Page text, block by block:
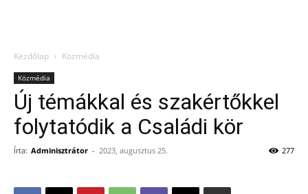
Kezdőlap Közmédia
Közmédia
Új témákkal és szakértőkkel
folytatódik a Családi kör
Írta: Adminisztrátor - 2023, augusztus 25. 277